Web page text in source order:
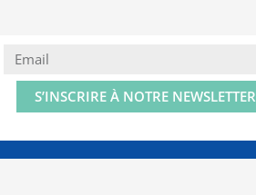
S’INSCRIRE À NOTRE NEWSLETTER